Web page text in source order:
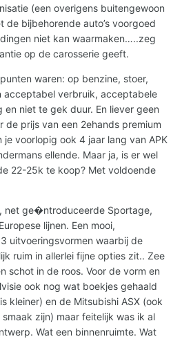
(een overigens buitengewoon
de bijbehorende auto’s voorgoed
niet kan waarmaken…..zeg
op de carosserie geeft.
waren: op benzine, stoer,
acceptabel verbruik, acceptabele
niet te gek duur. En liever geen
de prijs van een 2ehands premium
je voorlopig ook 4 jaar lang van APK
ellende. Maar ja, is er wel
22-25k te koop? Met voldoende
net ge�ntroduceerde Sportage,
lijnen. Een mooi,
uitvoeringsvormen waarbij de
ruim in allerlei fijne opties zit.. Zee
schot in de roos. Voor de vorm en
ook nog wat boekjes gehaald
kleiner) en de Mitsubishi ASX (ook
zijn) maar feitelijk was ik al
Wat een binnenruimte. Wat